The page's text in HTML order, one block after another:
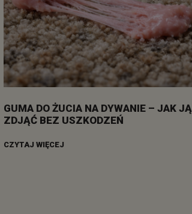
GUMA DO ŻUCIA NA DYWANIE – JAK JĄ
ZDJĄĆ BEZ USZKODZEŃ
CZYTAJ WIĘCEJ